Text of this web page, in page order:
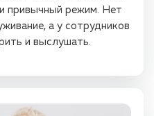
привычный режим. Нет
а у сотрудников
и выслушать.